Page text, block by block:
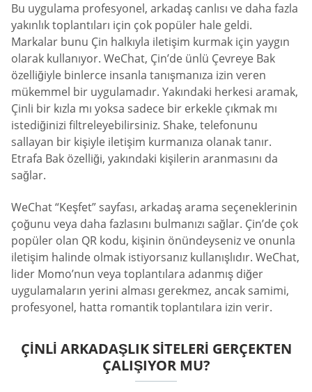
Bu uygulama profesyonel, arkadaş canlısı ve daha fazla
yakınlık toplantıları için çok popüler hale geldi.
Markalar bunu Çin halkıyla iletişim kurmak için yaygın
olarak kullanıyor. WeChat, Çin’de ünlü Çevreye Bak
özelliğiyle binlerce insanla tanışmanıza izin veren
mükemmel bir uygulamadır. Yakındaki herkesi aramak,
Çinli bir kızla mı yoksa sadece bir erkekle çıkmak mı
istediğinizi filtreleyebilirsiniz. Shake, telefonunu
sallayan bir kişiyle iletişim kurmanıza olanak tanır.
Etrafa Bak özelliği, yakındaki kişilerin aranmasını da
sağlar.
WeChat “Keşfet” sayfası, arkadaş arama seçeneklerinin
çoğunu veya daha fazlasını bulmanızı sağlar. Çin’de çok
popüler olan QR kodu, kişinin önündeyseniz ve onunla
iletişim halinde olmak istiyorsanız kullanışlıdır. WeChat,
lider Momo’nun veya toplantılara adanmış diğer
uygulamaların yerini alması gerekmez, ancak samimi,
profesyonel, hatta romantik toplantılara izin verir.
ÇINLI ARKADAŞLIK SITELERI GERÇEKTEN
ÇALIŞIYOR MU?